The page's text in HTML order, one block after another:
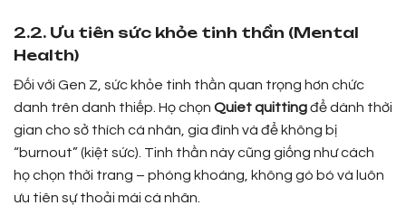
2.2. Ưu tiên sức khỏe tinh thần (Mental
Health)
Đối với Gen Z, sức khỏe tinh thần quan trọng hơn chức
danh trên danh thiếp. Họ chọn Quiet quittingđể dành thời
gian cho sở thích cá nhân, gia đình và để không bị
“burnout” (kiệt sức). Tinh thần này cũng giống như cách
họ chọn thời trang – phóng khoáng, không gò bó và luôn
ưu tiên sự thoải mái cá nhân.